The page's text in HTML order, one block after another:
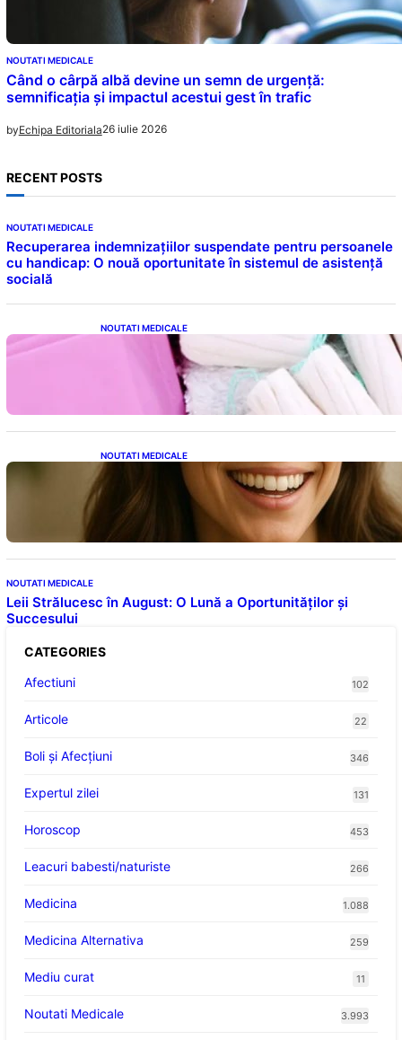
NOUTATI MEDICALE
Când o cârpă albă devine un semn de urgență:
semnificația și impactul acestui gest în trafic
byEchipa Editoriala26 iulie 2026
RECENT POSTS
NOUTATI MEDICALE
Recuperarea indemnizațiilor suspendate pentru persoanele
cu handicap: O nouă oportunitate în sistemul de asistență
socială
NOUTATI MEDICALE
Tampoanele menstruale: O analiză profundă
a riscurilor legate de metale toxice
NOUTATI MEDICALE
Ceaiul – Băutura care protejează inima:
Descoperiri recente despre beneficiile
consumului zilnic
NOUTATI MEDICALE
Leii Strălucesc în August: O Lună a Oportunităților și
Succesului
CATEGORIES
Afectiuni
102
Articole 22
Boli și Afecțiuni 346
Expertul zilei 131
Horoscop 453
Leacuri babesti/naturiste 266
Medicina 1.088
Medicina Alternativa 259
Mediu curat 11
Noutati Medicale 3.993